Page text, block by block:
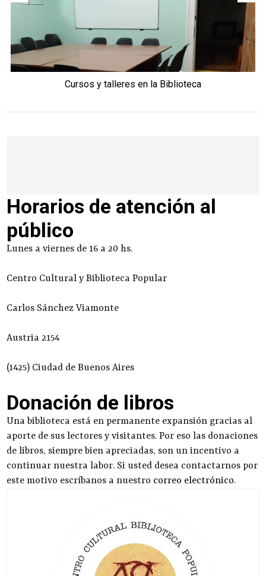
Cursos y talleres en la Biblioteca
Horarios de atención al
público
Lunes a viernes de 16 a 20 hs.
Centro Cultural y Biblioteca Popular
Carlos Sánchez Viamonte
Austria 2154
(1425) Ciudad de Buenos Aires
Donación de libros
Una biblioteca está en permanente expansión gracias al
aporte de sus lectores y visitantes. Por eso las donaciones
de libros, siempre bien apreciadas, son un incentivo a
continuar nuestra labor. Si usted desea contactarnos por
este motivo escríbanos a nuestro correo electrónico.